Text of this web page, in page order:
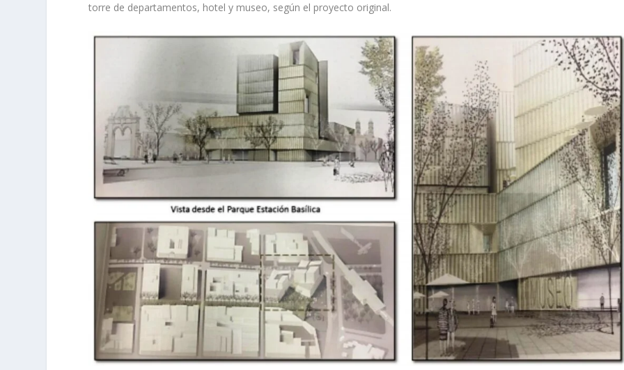
torre de departamentos, hotel y museo, según el proyecto original.